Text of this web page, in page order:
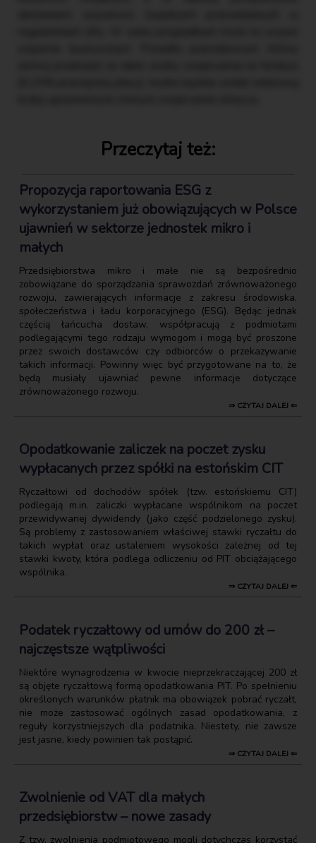
Przeczytaj też:
Propozycja raportowania ESG z
wykorzystaniem już obowiązujących w Polsce
ujawnień w sektorze jednostek mikro i
małych
Przedsiębiorstwa mikro i małe nie są bezpośrednio
zobowiązane do sporządzania sprawozdań zrównoważonego
rozwoju, zawierających informacje z zakresu środowiska,
społeczeństwa i ładu korporacyjnego (ESG). Będąc jednak
częścią łańcucha dostaw, współpracują z podmiotami
podlegającymi tego rodzaju wymogom i mogą być proszone
przez swoich dostawców czy odbiorców o przekazywanie
takich informacji. Powinny więc być przygotowane na to, że
będą musiały ujawniać pewne informacje dotyczące
zrównoważonego rozwoju.
⇒ CZYTAJ DALEJ ⇐
Opodatkowanie zaliczek na poczet zysku
wypłacanych przez spółki na estońskim CIT
Ryczałtowi od dochodów spółek (tzw. estońskiemu CIT)
podlegają m.in. zaliczki wypłacane wspólnikom na poczet
przewidywanej dywidendy (jako część podzielonego zysku).
Są problemy z zastosowaniem właściwej stawki ryczałtu do
takich wypłat oraz ustaleniem wysokości zależnej od tej
stawki kwoty, która podlega odliczeniu od PIT obciążającego
wspólnika.
⇒ CZYTAJ DALEJ ⇐
Podatek ryczałtowy od umów do 200 zł –
najczęstsze wątpliwości
Niektóre wynagrodzenia w kwocie nieprzekraczającej 200 zł
są objęte ryczałtową formą opodatkowania PIT. Po spełnieniu
określonych warunków płatnik ma obowiązek pobrać ryczałt,
nie może zastosować ogólnych zasad opodatkowania, z
reguły korzystniejszych dla podatnika. Niestety, nie zawsze
jest jasne, kiedy powinien tak postąpić.
⇒ CZYTAJ DALEJ ⇐
Zwolnienie od VAT dla małych
przedsiębiorstw – nowe zasady
Z tzw. zwolnienia podmiotowego mogli dotychczas korzystać